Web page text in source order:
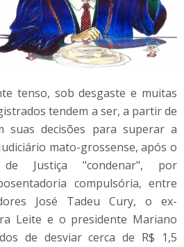
tenso, sob desgaste e muitas
tendem a ser, a partir de
suas decisões para superar a
mato-grossense, após o
de Justiça "condenar", por
compulsória, entre
José Tadeu Cury, o ex-
Leite e o presidente Mariano
de desviar cerca de R$ 1,5